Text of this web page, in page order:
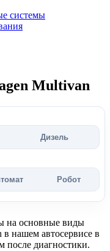
системы
Multivan
Дизель
Робот
на основные виды
нашем автосервисе в
после диагностики.